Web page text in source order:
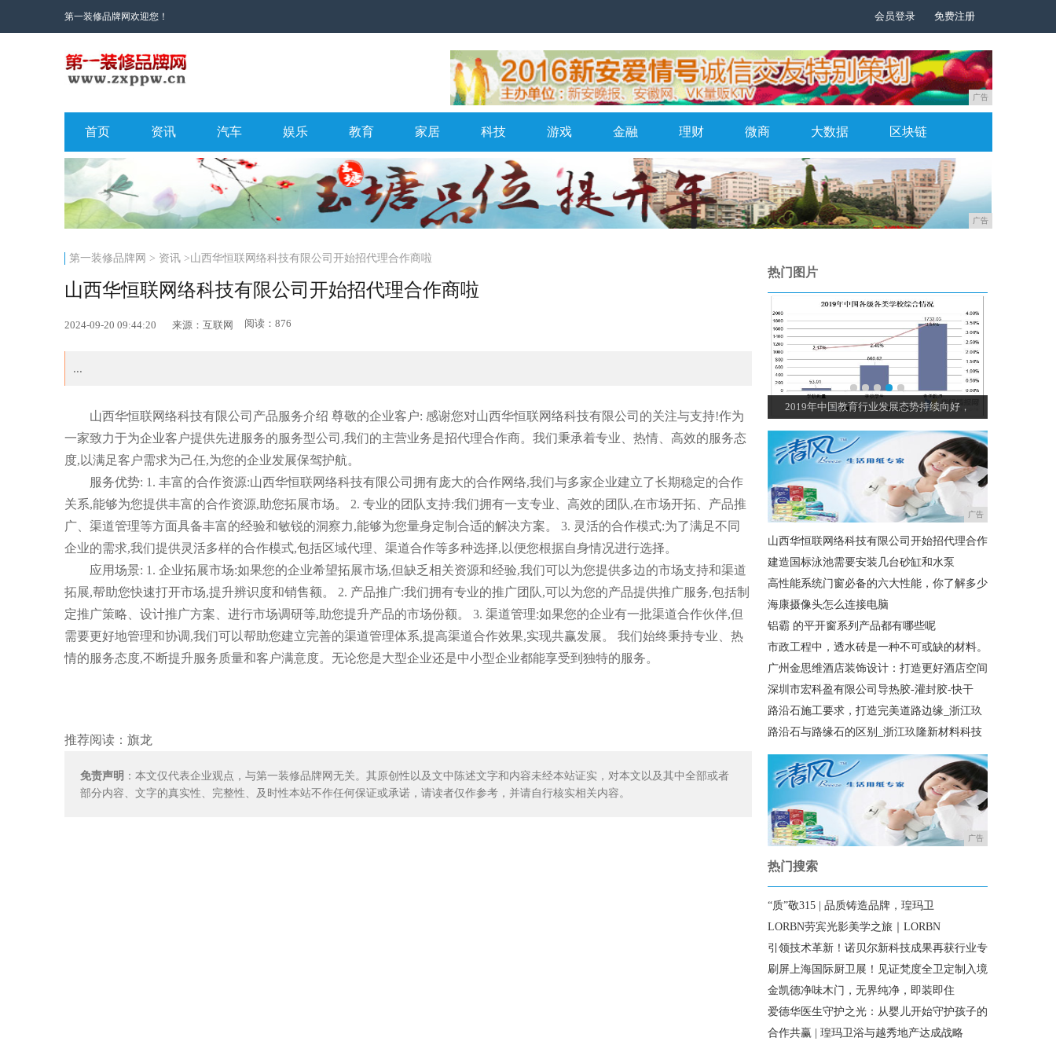
第一装修品牌网欢迎您！ 会员登录 免费注册
广告
首页 资讯 汽车 娱乐 教育 家居 科技 游戏 金融 理财 微商 大数据 区块链
广告
第一装修品牌网 > 资讯>山西华恒联网络科技有限公司开始招代理合作商啦
山西华恒联网络科技有限公司开始招代理合作商啦
2024-09-20 09:44:20 来源：互联网 阅读：876
...
山西华恒联网络科技有限公司产品服务介绍 尊敬的企业客户: 感谢您对山西华恒联网络科技有限公司的关注与支持!作为
一家致力于为企业客户提供先进服务的服务型公司,我们的主营业务是招代理合作商。我们秉承着专业、热情、高效的服务态
度,以满足客户需求为己任,为您的企业发展保驾护航。
服务优势: 1. 丰富的合作资源:山西华恒联网络科技有限公司拥有庞大的合作网络,我们与多家企业建立了长期稳定的合作
关系,能够为您提供丰富的合作资源,助您拓展市场。 2. 专业的团队支持:我们拥有一支专业、高效的团队,在市场开拓、产品推
广、渠道管理等方面具备丰富的经验和敏锐的洞察力,能够为您量身定制合适的解决方案。 3. 灵活的合作模式:为了满足不同
企业的需求,我们提供灵活多样的合作模式,包括区域代理、渠道合作等多种选择,以便您根据自身情况进行选择。
应用场景: 1. 企业拓展市场:如果您的企业希望拓展市场,但缺乏相关资源和经验,我们可以为您提供多边的市场支持和渠道
拓展,帮助您快速打开市场,提升辨识度和销售额。 2. 产品推广:我们拥有专业的推广团队,可以为您的产品提供推广服务,包括制
定推广策略、设计推广方案、进行市场调研等,助您提升产品的市场份额。 3. 渠道管理:如果您的企业有一批渠道合作伙伴,但
需要更好地管理和协调,我们可以帮助您建立完善的渠道管理体系,提高渠道合作效果,实现共赢发展。 我们始终秉持专业、热
情的服务态度,不断提升服务质量和客户满意度。无论您是大型企业还是中小型企业都能享受到独特的服务。
推荐阅读： 旗龙
免责声明 ：本文仅代表企业观点，与第一装修品牌网无关。其原创性以及文中陈述文字和内容未经本站证实，对本文以及其中全部或者
部分内容、文字的真实性、完整性、及时性本站不作任何保证或承诺，请读者仅作参考，并请自行核实相关内容。
热门图片
别样出圈，梵度空间五店星耀启幕，秀出浴室 特级教师“分身有术”，“5G+”教育变革 【教育创想】教室、楼道我主宰：挥斥方遒蕴 2019年中国教育行业发展态势持续向好，
广告
山西华恒联网络科技有限公司开始招代理合作
建造国标泳池需要安装几台砂缸和水泵
高性能系统门窗必备的六大性能，你了解多少
海康摄像头怎么连接电脑
铝霸 的平开窗系列产品都有哪些呢
市政工程中，透水砖是一种不可或缺的材料。
广州金思维酒店装饰设计：打造更好酒店空间
深圳市宏科盈有限公司导热胶-灌封胶-快干
路沿石施工要求，打造完美道路边缘_浙江玖
路沿石与路缘石的区别_浙江玖隆新材料科技
广告
热门搜索
“质”敬315 | 品质铸造品牌，瑝玛卫
LORBN劳宾光影美学之旅｜LORBN
引领技术革新！诺贝尔新科技成果再获行业专
刷屏上海国际厨卫展！见证梵度全卫定制入境
金凯德净味木门，无界纯净，即装即住
爱德华医生守护之光：从婴儿开始守护孩子的
合作共赢 | 瑝玛卫浴与越秀地产达成战略